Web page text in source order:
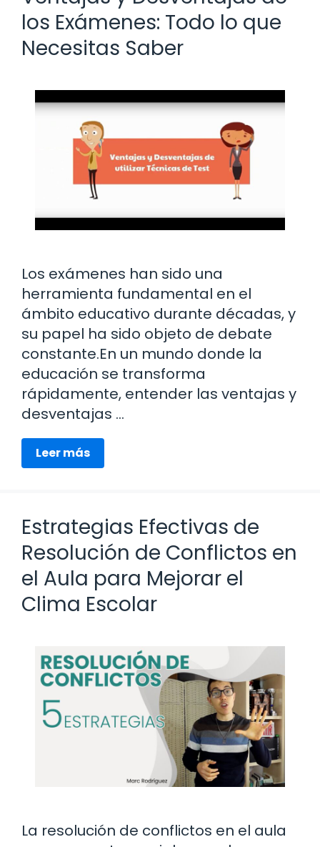
los Exámenes: Todo lo que
Necesitas Saber
Los exámenes han sido una
herramienta fundamental en el
ámbito educativo durante décadas, y
su papel ha sido objeto de debate
constante.En un mundo donde la
educación se transforma
rápidamente, entender las ventajas y
desventajas …
Leer más
Estrategias Efectivas de
Resolución de Conflictos en
el Aula para Mejorar el
Clima Escolar
La resolución de conflictos en el aula